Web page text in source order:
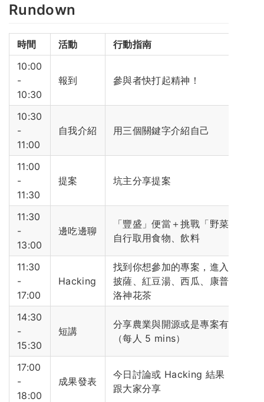
Rundown
時間 活動
行動指南
10:00
-
10:30
報到 參與者快打起精神！
10:30
-
11:00
自我介紹 用三個關鍵字介紹自己
11:00
-
11:30
提案 坑主分享提案
11:30
-
13:00
邊吃邊聊
「豐盛」便當＋挑戰「野菜九菜一
自行取用食物、飲料
11:30
-
17:00
Hacking
找到你想參加的專案，進入會議室
披薩、紅豆湯、西瓜、康普茶、
洛神花茶
14:30
-
15:30
短講
分享農業與開源或是專案有關的故
（每人 5 mins）
17:00
-
18:00
成果發表
今日討論或 Hacking 結果，
跟大家分享